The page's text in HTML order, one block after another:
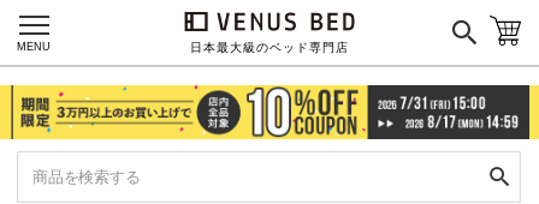
日本最大級のベッド専門店
MENU